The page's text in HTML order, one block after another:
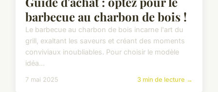
barbecue au charbon de bois !
Le barbecue au charbon de bois incarne l'art du
grill, exaltant les saveurs et créant des moments
conviviaux inoubliables. Pour choisir le modèle
idéa...
7 mai 2025 3 min de lecture →